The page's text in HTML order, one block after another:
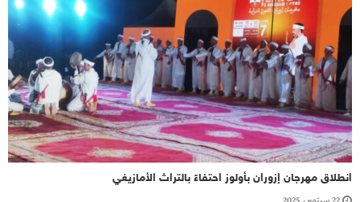
انطلاق مهرجان إزوران بأولوز احتفاءً بالتراث الأمازيغي